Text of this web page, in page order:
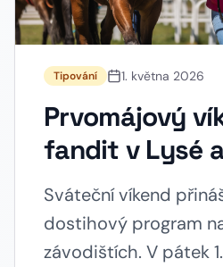
Tipování 1. května 2026
Prvomájový
fandit v Lysé
Sváteční víkend
dostihový program
závodištích. V pátek